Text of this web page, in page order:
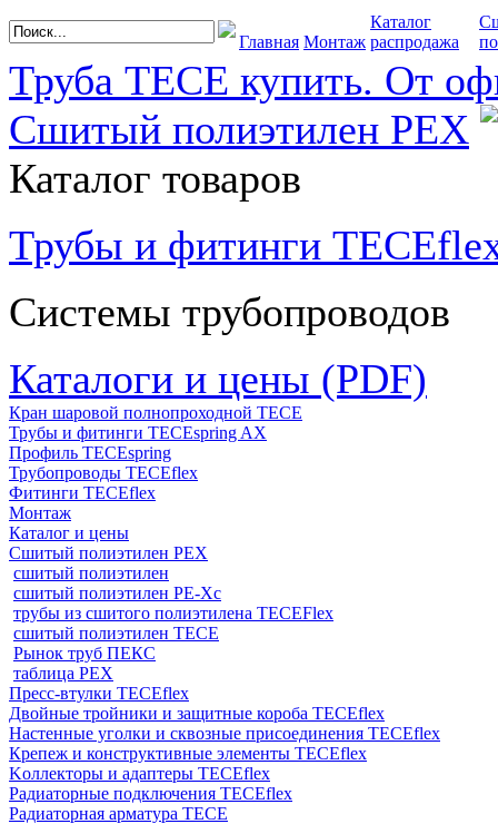
Главная Монтаж
Каталог
распродажа
Труба TECE купить. От
Сшитый полиэтилен PEX
Каталог товаров
Трубы и фитинги
Системы трубопроводов
Каталоги и цены (PDF)
Кран шаровой полнопроходной ТЕСЕ
Трубы и фитинги TECEspring AX
Профиль TECEspring
Трубопроводы TECEflex
Фитинги TECEflex
Монтаж
Каталог и цены
Сшитый полиэтилен PEX
сшитый полиэтилен
сшитый полиэтилен PE-Xc
трубы из сшитого полиэтилена TECEFlex
сшитый полиэтилен TECE
Рынок труб ПЕКС
таблица PEX
Пресс-втулки TECEflex
Двойные тройники и защитные короба TECEflex
Настенные уголки и сквозные присоединения TECEflex
Крепеж и конструктивные элементы TECEflex
Kоллекторы и адаптеры TECEflex
Радиаторные подключения TECEflex
Радиаторная арматура TECE